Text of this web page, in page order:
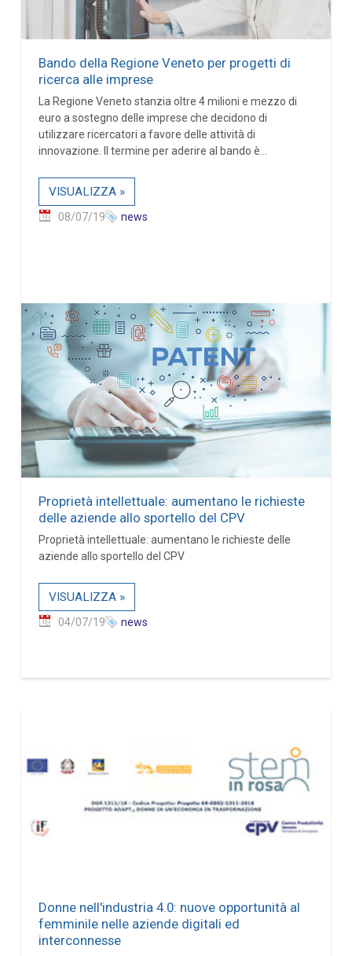
Bando della Regione Veneto per progetti di
ricerca alle imprese
La Regione Veneto stanzia oltre 4 milioni e mezzo di
euro a sostegno delle imprese che decidono di
utilizzare ricercatori a favore delle attività di
innovazione. Il termine per aderire al bando è...
VISUALIZZA »
08/07/19 news
Proprietà intellettuale: aumentano le richieste
delle aziende allo sportello del CPV
Proprietà intellettuale: aumentano le richieste delle
aziende allo sportello del CPV
VISUALIZZA »
04/07/19 news
Donne nell'industria 4.0: nuove opportunità al
femminile nelle aziende digitali ed
interconnesse